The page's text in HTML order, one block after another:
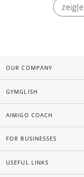
OUR COMPANY
GYMGLISH
AIMIGO COACH
FOR BUSINESSES
USEFUL LINKS